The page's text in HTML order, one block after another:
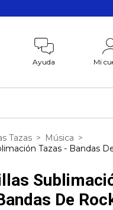
Ayuda Mi
Tazas > Música >
Tazas - Bandas
De